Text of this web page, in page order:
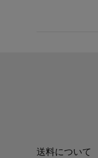
送料について